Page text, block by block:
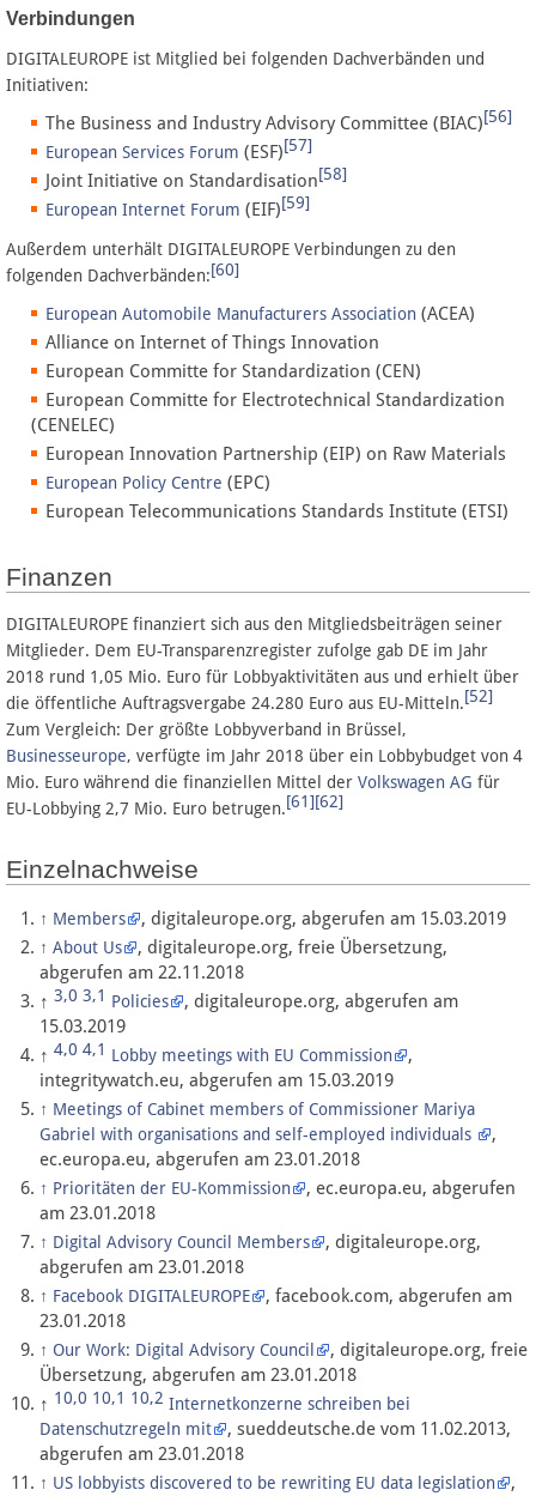
Verbindungen
DIGITALEUROPE ist Mitglied bei folgenden Dachverbänden und
Initiativen:
The Business and Industry Advisory Committee (BIAC)[56]
European Services Forum (ESF)[57]
Joint Initiative on Standardisation[58]
European Internet Forum (EIF)[59]
Außerdem unterhält DIGITALEUROPE Verbindungen zu den
folgenden Dachverbänden:[60]
European Automobile Manufacturers Association (ACEA)
Alliance on Internet of Things Innovation
European Committe for Standardization (CEN)
European Committe for Electrotechnical Standardization
(CENELEC)
European Innovation Partnership (EIP) on Raw Materials
European Policy Centre (EPC)
European Telecommunications Standards Institute (ETSI)
Finanzen
DIGITALEUROPE finanziert sich aus den Mitgliedsbeiträgen seiner
Mitglieder. Dem EU-Transparenzregister zufolge gab DE im Jahr
2018 rund 1,05 Mio. Euro für Lobbyaktivitäten aus und erhielt über
die öffentliche Auftragsvergabe 24.280 Euro aus EU-Mitteln.[52]
Zum Vergleich: Der größte Lobbyverband in Brüssel,
Businesseurope, verfügte im Jahr 2018 über ein Lobbybudget von 4
Mio. Euro während die finanziellen Mittel der Volkswagen AG für
EU-Lobbying 2,7 Mio. Euro betrugen.[61][62]
Einzelnachweise
↑ Members , digitaleurope.org, abgerufen am 15.03.2019
↑ About Us
, digitaleurope.org, freie Übersetzung,
abgerufen am 22.11.2018
↑ 3,0 3,1 Policies
, digitaleurope.org, abgerufen am
15.03.2019
↑ 4,0 4,1 Lobby meetings with EU Commission
,
integritywatch.eu, abgerufen am 15.03.2019
↑ Meetings of Cabinet members of Commissioner Mariya
Gabriel with organisations and self-employed individuals
,
ec.europa.eu, abgerufen am 23.01.2018
↑ Prioritäten der EU-Kommission
, ec.europa.eu, abgerufen
am 23.01.2018
↑ Digital Advisory Council Members
, digitaleurope.org,
abgerufen am 23.01.2018
↑ Facebook DIGITALEUROPE
, facebook.com, abgerufen am
23.01.2018
↑ Our Work: Digital Advisory Council
, digitaleurope.org, freie
Übersetzung, abgerufen am 23.01.2018
↑ 10,0 10,1 10,2 Internetkonzerne schreiben bei
Datenschutzregeln mit
, sueddeutsche.de vom 11.02.2013,
abgerufen am 23.01.2018
↑ US lobbyists discovered to be rewriting EU data legislation
,